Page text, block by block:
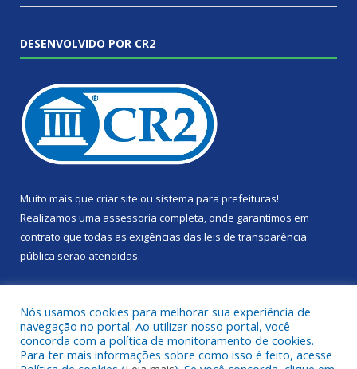
DESENVOLVIDO POR CR2
Muito mais que criar site ou sistema para prefeituras!
Realizamos uma assessoria completa, onde garantimos em
contrato que todas as exigências das leis de transparência
pública serão atendidas.
Nós usamos cookies para melhorar sua experiência de
navegação no portal. Ao utilizar nosso portal, você
concorda com a política de monitoramento de cookies.
Para ter mais informações sobre como isso é feito, acesse